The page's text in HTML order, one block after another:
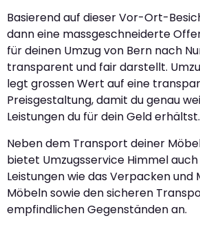
Basierend auf dieser Vor-Ort-
dann eine massgeschneiderte
für deinen Umzug von Bern nach
transparent und fair darstellt.
legt grossen Wert auf eine
Preisgestaltung, damit du genau
Leistungen du für dein Geld erhältst.
Neben dem Transport deiner
bietet Umzugsservice Himmel
Leistungen wie das Verpacken und
Möbeln sowie den sicheren
empfindlichen Gegenständen an.